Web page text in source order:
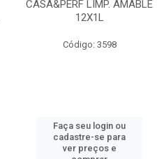
CASA&PERF LIMP. AMABLE
12X1L
Código: 3598
Faça seu login ou
cadastre-se para
ver preços e